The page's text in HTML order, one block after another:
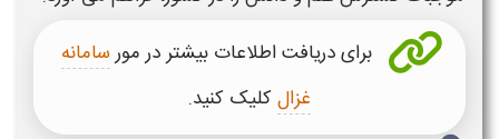
برای دریافت اطلاعات بیشتر در مورسامانه
غزال کلیک کنید.